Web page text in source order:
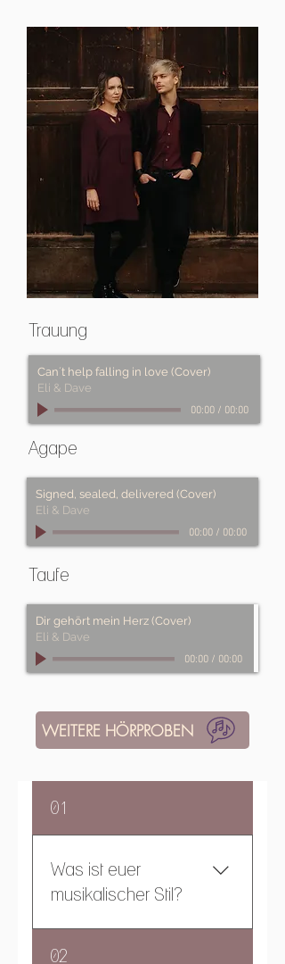
Trauung
Can´t help falling in love (Cover)
Eli & Dave
00:00/ 00:00
Agape
Signed, sealed, delivered (Cover)
Eli & Dave
00:00/ 00:00
Taufe
Dir gehört mein Herz (Cover)
Eli & Dave
00:00/ 00:00
WEITERE HÖRPROBEN
01
Was ist euer
musikalischer Stil?
Wir bewegen uns zwischen
02